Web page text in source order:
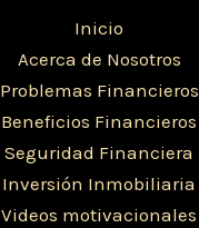
Inicio
Acerca de Nosotros
Problemas Financieros
Beneficios Financieros
Seguridad Financiera
Inversión Inmobiliaria
Videos motivacionales